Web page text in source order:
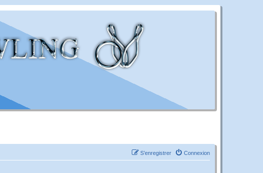
Connexion
S’enregistrer